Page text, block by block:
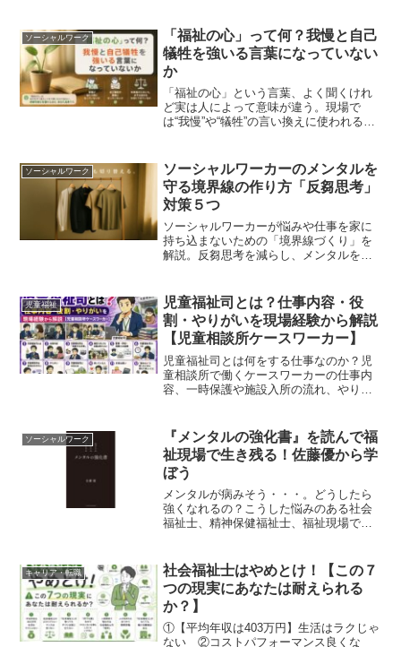
ソーシャルワーク
「福祉の心」って何？我慢と自己
犠牲を強いる言葉になっていない
か
「福祉の心」という言葉、よく聞くけれ
ど実は人によって意味が違う。現場で
は“我慢”や“犠牲”の言い換えに使われるこ
て、言葉の意味と現場のリアルを考えま
す。
ソーシャルワーク
ソーシャルワーカーのメンタルを
守る境界線の作り方「反芻思考」
対策５つ
ソーシャルワーカーが悩みや仕事を家に
持ち込まないための「境界線づくり」を
解説。反芻思考を減らし、メンタルを守
児童福祉
児童福祉司とは？仕事内容・役
割・やりがいを現場経験から解説
【児童相談所ケースワーカー】
児童福祉司とは何をする仕事なのか？児
童相談所で働くケースワーカーの仕事内
容、一時保護や施設入所の流れ、やりが
ソーシャルワーク
『メンタルの強化書』を読んで福
祉現場で生き残る！佐藤優から学
ぼう
メンタルが病みそう・・・。どうしたら
強くなれるの？こうした悩みのある社会
福祉士、精神保健福祉士、福祉現場で働
きやすい理由今回は、メンタルの強化方
法についてお話しし...
キャリア・転職
社会福祉士はやめとけ！【この７
つの現実にあなたは耐えられる
か？】
①【平均年収は403万円】生活はラクじゃ
ない ②コストパフォーマンス良くな